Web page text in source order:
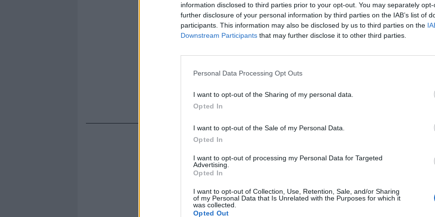
information disclosed to third parties prior to your opt-out. You may separately
further disclosure of your personal information by third parties on the IAB’s list of
participants. This information may also be disclosed by us to third parties on the
Downstream Participants that may further disclose it to other third parties.
Personal Data Processing Opt Outs
I want to opt-out of the Sharing of my personal data.
Opted In
I want to opt-out of the Sale of my Personal Data.
Opted In
I want to opt-out of processing my Personal Data for Targeted
Advertising.
Opted In
I want to opt-out of Collection, Use, Retention, Sale, and/or Sharing
of my Personal Data that Is Unrelated with the Purposes for which it
was collected.
Opted Out
Rudy Giuliani a Come States?
americana